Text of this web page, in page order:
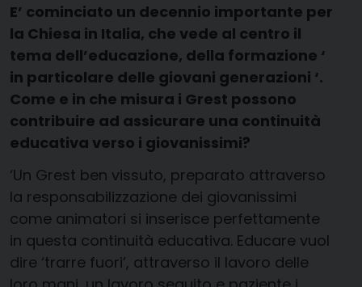
E’ cominciato un decennio importante per
la Chiesa in Italia, che vede al centro il
tema dell’educazione, della formazione ‘
in particolare delle giovani generazioni ‘.
Come e in che misura i Grest possono
contribuire ad assicurare una continuità
educativa verso i giovanissimi?
‘Un Grest ben vissuto, preparato attraverso
la responsabilizzazione dei giovanissimi
come animatori si inserisce perfettamente
in questa continuità educativa. Educare vuol
dire ‘trarre fuori’, attraverso il lavoro delle